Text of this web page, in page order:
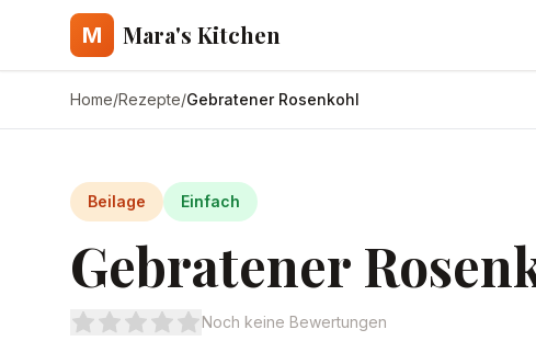
M Mara's Kitchen
Home/Rezepte/Gebratener Rosenkohl
Beilage Einfach
Gebratener
Noch keine Bewertungen